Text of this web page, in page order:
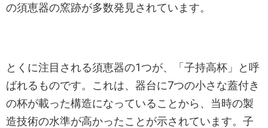
の須恵器の窯跡が多数発見されています。
とくに注目される須恵器の1つが、「子持高杯」と呼
ばれるものです。これは、器台に7つの小さな蓋付き
の杯が載った構造になっていることから、当時の製
造技術の水準が高かったことが示されています。子